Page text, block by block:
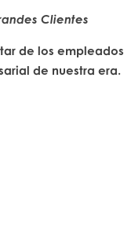
Clientes
de los empleados
de nuestra era.